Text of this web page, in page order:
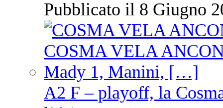
Pubblicato il 8 Giugno
A2 F – playoff, la